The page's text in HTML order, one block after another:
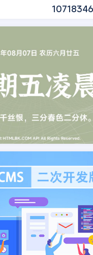
10718346